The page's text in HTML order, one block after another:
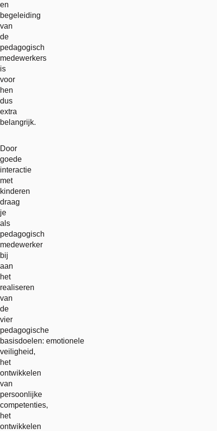
en
begeleiding
van
de
pedagogisch
medewerkers
is
voor
hen
dus
extra
belangrijk.
Door
goede
interactie
met
kinderen
draag
je
als
pedagogisch
medewerker
bij
aan
het
realiseren
van
de
vier
pedagogische
basisdoelen: emotionele
veiligheid,
het
ontwikkelen
van
persoonlijke
competenties,
het
ontwikkelen